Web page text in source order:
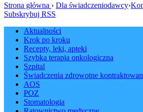
Strona główna › Dla świadczeniodawcy›
Subskrybuj RSS
Aktualności
Krok po kroku
Recepty, leki, apteki
Szybka terapia onkologiczna
Szpital
Świadczenia zdrowotne
AOS
POZ
Stomatologia